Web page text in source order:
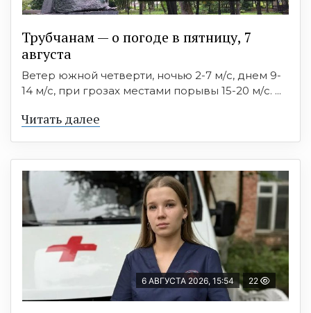
Трубчанам — о погоде в пятницу, 7
августа
Ветер южной четверти, ночью 2-7 м/с, днем 9-
14 м/с, при грозах местами порывы 15-20 м/с. ...
Читать далее
6 АВГУСТА 2026, 15:54 22